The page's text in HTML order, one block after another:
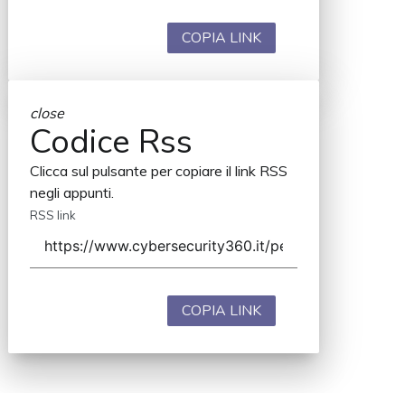
COPIA LINK
close
Codice Rss
Clicca sul pulsante per copiare il link RSS
negli appunti.
RSS link
COPIA LINK